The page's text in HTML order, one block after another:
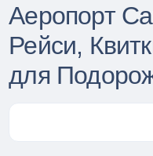
Аеропорт
Рейси,
для